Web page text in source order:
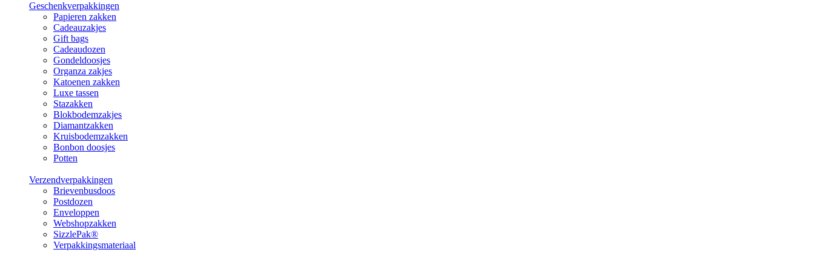
Geschenkverpakkingen
Papieren zakken
Cadeauzakjes
Gift bags
Cadeaudozen
Gondeldoosjes
Organza zakjes
Katoenen zakken
Luxe tassen
Stazakken
Blokbodemzakjes
Diamantzakken
Kruisbodemzakken
Bonbon doosjes
Potten
Verzendverpakkingen
Brievenbusdoos
Postdozen
Enveloppen
Webshopzakken
SizzlePak®
Verpakkingsmateriaal